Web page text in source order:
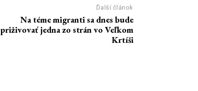
Ďalší článok
Na téme migranti sa dnes bude
priživovať jedna zo strán vo Veľkom
Krtíši